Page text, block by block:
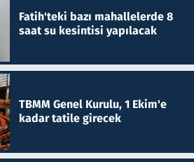
Fatih'teki bazı mahallelerde 8
saat su kesintisi yapılacak
TBMM Genel Kurulu, 1 Ekim'e
kadar tatile girecek